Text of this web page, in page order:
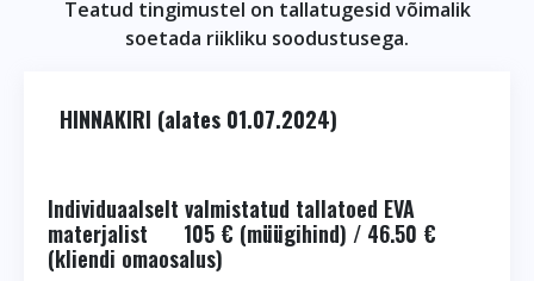
Teatud tingimustel on tallatugesid võimalik
soetada riikliku soodustusega.
HINNAKIRI (alates 01.07.2024)
Individuaalselt valmistatud tallatoed EVA
materjalist 105 € (müügihind) / 46.50 €
(kliendi omaosalus)